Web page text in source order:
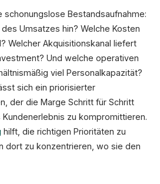
schonungslose Bestandsaufnahme:
Umsatzes hin? Welche Kosten
Welcher Akquisitionskanal liefert
Und welche operativen
viel Personalkapazität?
sich ein priorisierter
der die Marge Schritt für Schritt
zu kompromittieren.
hilft, die richtigen Prioritäten zu
dort zu konzentrieren, wo sie den